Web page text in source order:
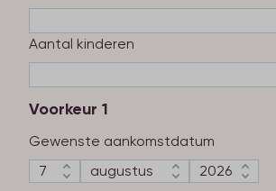
Aantal kinderen
Voorkeur 1
Gewenste aankomstdatum